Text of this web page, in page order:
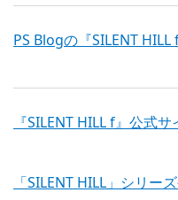
PS Blogの『SILENT
『SILENT HILL f』公式
「SILENT HILL」シリー